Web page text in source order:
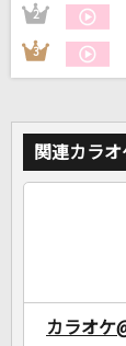
2
3
関連カラ
カラオケ